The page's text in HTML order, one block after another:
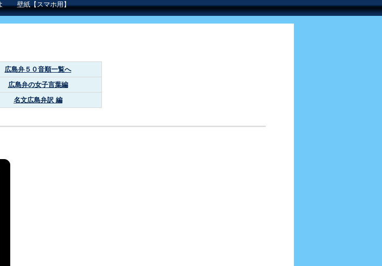
壁紙【スマホ用】
広島弁５０音順一覧へ
広島弁の女子言葉編
名文広島弁訳 編